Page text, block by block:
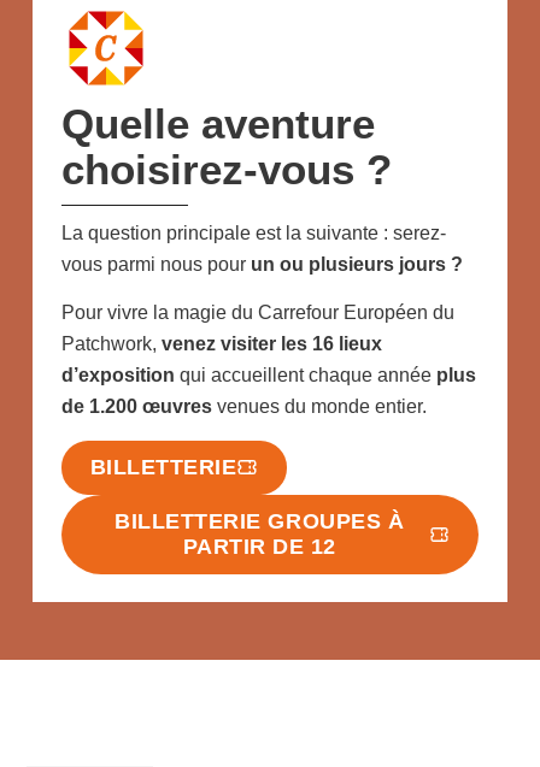
Quelle aventure
choisirez-vous ?
La question principale est la suivante : serez-
vous parmi nous pourun ou plusieurs jours ?
Pour vivre la magie du Carrefour Européen du
Patchwork, venez visiter les 16 lieux
d’exposition qui accueillent chaque annéeplus
de 1.200 œuvresvenues du monde entier.
BILLETTERIE
BILLETTERIE GROUPES À
PARTIR DE 12